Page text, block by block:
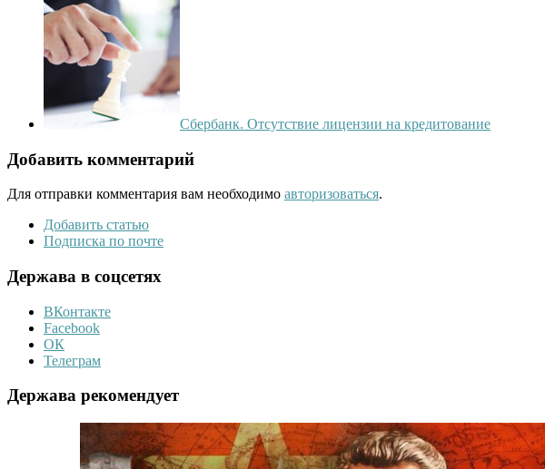
Сбербанк. Отсутствие лицензии на кредитование
Добавить комментарий
Для отправки комментария вам необходимо авторизоваться.
Добавить статью
Подписка по почте
Держава в соцсетях
ВКонтакте
Facebook
ОК
Телеграм
Держава рекомендует